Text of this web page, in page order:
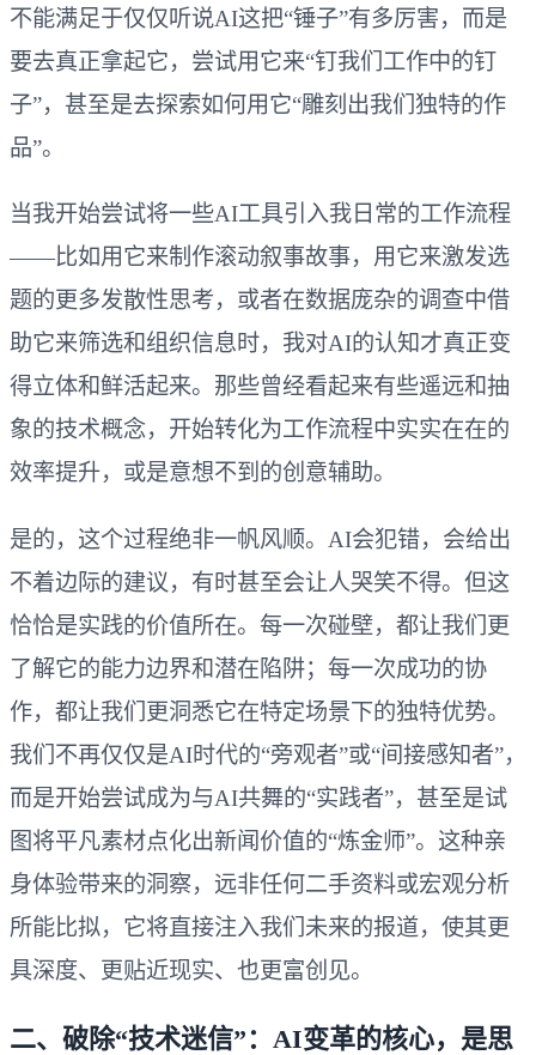
不能满足于仅仅听说AI这把“锤子”有多厉害，而是
要去真正拿起它，尝试用它来“钉我们工作中的钉
子”，甚至是去探索如何用它“雕刻出我们独特的作
品”。
当我开始尝试将一些AI工具引入我日常的工作流程
——比如用它来制作滚动叙事故事，用它来激发选
题的更多发散性思考，或者在数据庞杂的调查中借
助它来筛选和组织信息时，我对AI的认知才真正变
得立体和鲜活起来。那些曾经看起来有些遥远和抽
象的技术概念，开始转化为工作流程中实实在在的
效率提升，或是意想不到的创意辅助。
是的，这个过程绝非一帆风顺。AI会犯错，会给出
不着边际的建议，有时甚至会让人哭笑不得。但这
恰恰是实践的价值所在。每一次碰壁，都让我们更
了解它的能力边界和潜在陷阱；每一次成功的协
作，都让我们更洞悉它在特定场景下的独特优势。
我们不再仅仅是AI时代的“旁观者”或“间接感知者”，
而是开始尝试成为与AI共舞的“实践者”，甚至是试
图将平凡素材点化出新闻价值的“炼金师”。这种亲
身体验带来的洞察，远非任何二手资料或宏观分析
所能比拟，它将直接注入我们未来的报道，使其更
具深度、更贴近现实、也更富创见。
二、破除“技术迷信”：AI变革的核心，是思